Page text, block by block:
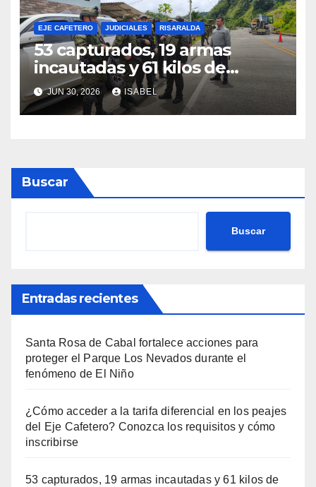
EJE CAFETERO JUDICIALES RISARALDA
53 capturados, 19 armas
incautadas y 61 kilos de
explosivos decomisados: el
balance del Batallón San
Mateo en Risaralda
JUN 30, 2026 ISABEL
Buscar
Buscar
Entradas recientes
Santa Rosa de Cabal fortalece acciones para
proteger el Parque Los Nevados durante el
fenómeno de El Niño
¿Cómo acceder a la tarifa diferencial en los peajes
del Eje Cafetero? Conozca los requisitos y cómo
inscribirse
53 capturados, 19 armas incautadas y 61 kilos de